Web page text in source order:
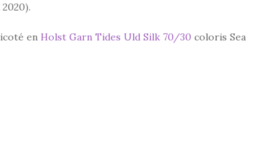
en Holst Garn Tides Uld Silk 70/30 coloris Sea